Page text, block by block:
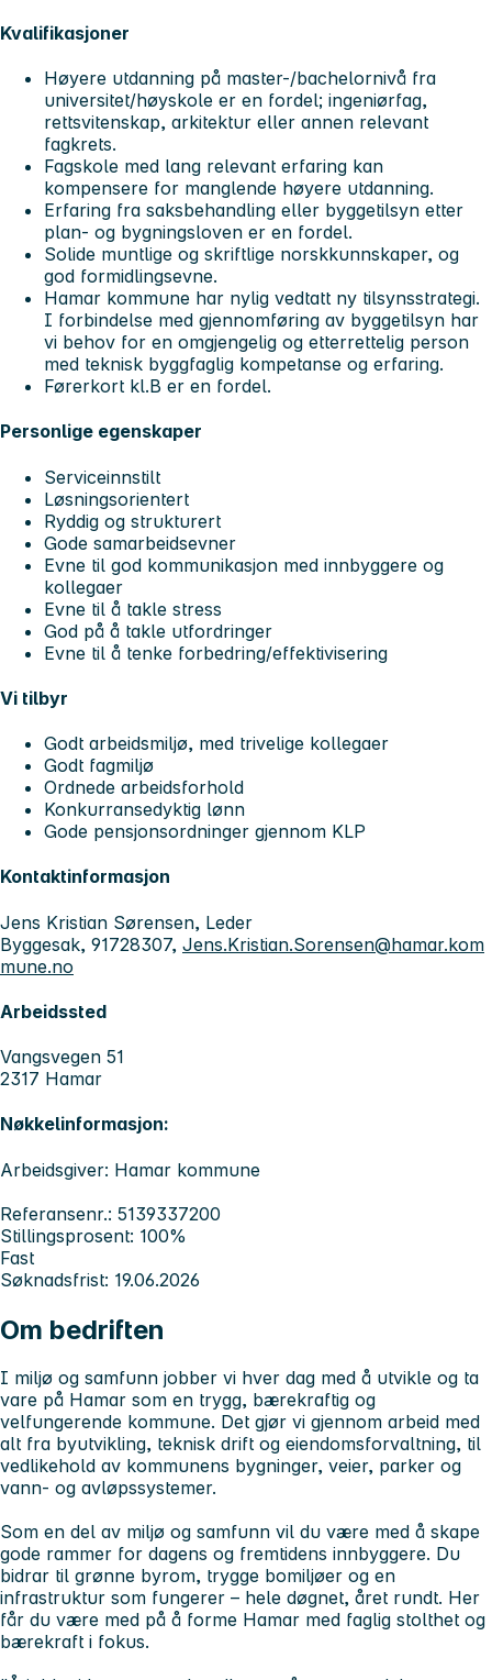
Kvalifikasjoner
Høyere utdanning på master-/bachelornivå fra
universitet/høyskole er en fordel; ingeniørfag,
rettsvitenskap, arkitektur eller annen relevant
fagkrets.
Fagskole med lang relevant erfaring kan
kompensere for manglende høyere utdanning.
Erfaring fra saksbehandling eller byggetilsyn etter
plan- og bygningsloven er en fordel.
Solide muntlige og skriftlige norskkunnskaper, og
god formidlingsevne.
Hamar kommune har nylig vedtatt ny tilsynsstrategi.
I forbindelse med gjennomføring av byggetilsyn har
vi behov for en omgjengelig og etterrettelig person
med teknisk byggfaglig kompetanse og erfaring.
Førerkort kl.B er en fordel.
Personlige egenskaper
Serviceinnstilt
Løsningsorientert
Ryddig og strukturert
Gode samarbeidsevner
Evne til god kommunikasjon med innbyggere og
kollegaer
Evne til å takle stress
God på å takle utfordringer
Evne til å tenke forbedring/effektivisering
Vi tilbyr
Godt arbeidsmiljø, med trivelige kollegaer
Godt fagmiljø
Ordnede arbeidsforhold
Konkurransedyktig lønn
Gode pensjonsordninger gjennom KLP
Kontaktinformasjon
Jens Kristian Sørensen, Leder
Byggesak, 91728307, Jens.Kristian.Sorensen@hamar.kom
mune.no
Arbeidssted
Vangsvegen 51
2317 Hamar
Nøkkelinformasjon:
Arbeidsgiver: Hamar kommune
Referansenr.: 5139337200
Stillingsprosent: 100%
Fast
Søknadsfrist: 19.06.2026
Om bedriften
I miljø og samfunn jobber vi hver dag med å utvikle og ta
vare på Hamar som en trygg, bærekraftig og
velfungerende kommune. Det gjør vi gjennom arbeid med
alt fra byutvikling, teknisk drift og eiendomsforvaltning, til
vedlikehold av kommunens bygninger, veier, parker og
vann- og avløpssystemer.
Som en del av miljø og samfunn vil du være med å skape
gode rammer for dagens og fremtidens innbyggere. Du
bidrar til grønne byrom, trygge bomiljøer og en
infrastruktur som fungerer – hele døgnet, året rundt. Her
får du være med på å forme Hamar med faglig stolthet og
bærekraft i fokus.